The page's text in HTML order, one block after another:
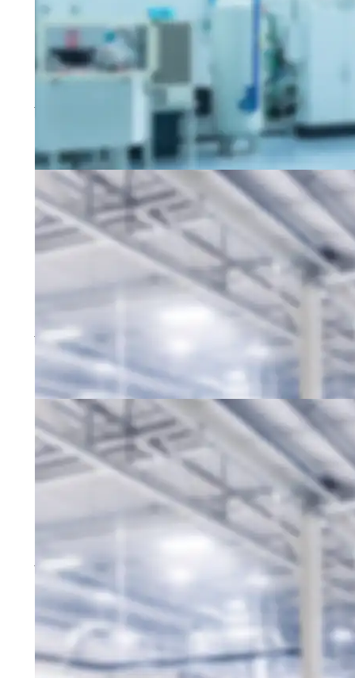
Gabelstaplerfahrer (m/w/d)
Schnellbewerbung
Produktionsmitarbeiter für HEIDENHAIN (m/w/d)
83301 Traunreut
Schnellbewerbung
Hilfskraft (m/w/d)
17-19
83301 Traunreut
Schnellbewerbung